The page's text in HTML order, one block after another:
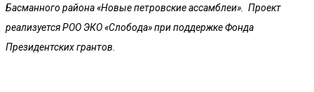
Басманного района «Новые петровские ассамблеи». Проект
реализуется РОО ЭКО «Слобода» при поддержке Фонда
Президентских грантов.